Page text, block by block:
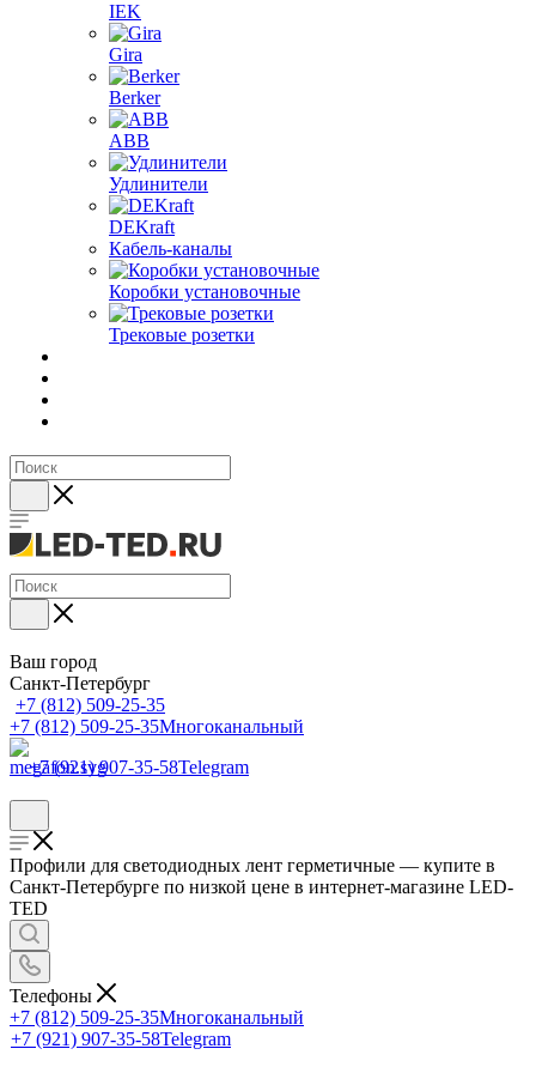
IEK
Gira
Berker
ABB
Удлинители
DEKraft
Кабель-каналы
Коробки установочные
Трековые розетки
Ваш город
Санкт-Петербург
+7 (812) 509-25-35
+7 (812) 509-25-35Многоканальный
+7 (921) 907-35-58Telegram
Профили для светодиодных лент герметичные — купите в
Санкт-Петербурге по низкой цене в интернет-магазине LED-
TED
Телефоны
+7 (812) 509-25-35Многоканальный
+7 (921) 907-35-58Telegram